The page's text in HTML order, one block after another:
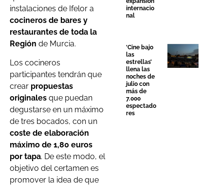
instalaciones de Ifelor a
cocineros de bares y
restaurantes de toda la
Región de Murcia.
Los cocineros
participantes tendrán que
crear propuestas
originales que puedan
degustarse en un máximo
de tres bocados, con un
coste de elaboración
máximo de 1,80 euros
por tapa. De este modo, el
objetivo del certamen es
promover la idea de que
internacio
nal
‘Cine bajo
las
estrellas’
llena las
noches de
julio con
más de
7.000
espectado
res